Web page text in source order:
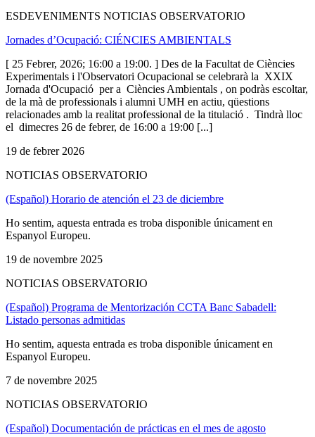
ESDEVENIMENTS NOTICIAS OBSERVATORIO
Jornades d’Ocupació: CIÉNCIES AMBIENTALS
[ 25 Febrer, 2026; 16:00 a 19:00. ] Des de la Facultat de Ciències
Experimentals i l'Observatori Ocupacional se celebrarà la XXIX
Jornada d'Ocupació per a Ciències Ambientals , on podràs escoltar,
de la mà de professionals i alumni UMH en actiu, qüestions
relacionades amb la realitat professional de la titulació . Tindrà lloc
el dimecres 26 de febrer, de 16:00 a 19:00 [...]
19 de febrer 2026
NOTICIAS OBSERVATORIO
(Español) Horario de atención el 23 de diciembre
Ho sentim, aquesta entrada es troba disponible únicament en
Espanyol Europeu.
19 de novembre 2025
NOTICIAS OBSERVATORIO
(Español) Programa de Mentorización CCTA Banc Sabadell:
Listado personas admitidas
Ho sentim, aquesta entrada es troba disponible únicament en
Espanyol Europeu.
7 de novembre 2025
NOTICIAS OBSERVATORIO
(Español) Documentación de prácticas en el mes de agosto